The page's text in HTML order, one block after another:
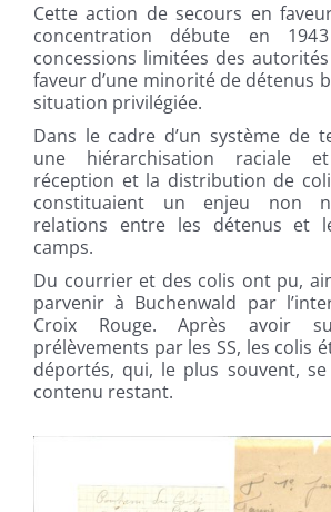
Cette action de secours en
concentration débute en
concessions limitées des
faveur d’une minorité de détenus
situation privilégiée.
Dans le cadre d’un système de
une hiérarchisation raciale
réception et la distribution de
constituaient un enjeu non
relations entre les détenus et
camps.
Du courrier et des colis ont pu,
parvenir à Buchenwald par
Croix Rouge. Après avoir
prélèvements par les SS, les colis
déportés, qui, le plus souvent,
contenu restant.